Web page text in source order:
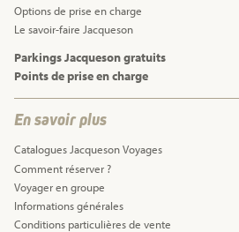
Options de prise en charge
Le savoir-faire Jacqueson
Parkings Jacqueson gratuits
Points de prise en charge
En savoir plus
Catalogues Jacqueson Voyages
Comment réserver ?
Voyager en groupe
Informations générales
Conditions particulières de vente